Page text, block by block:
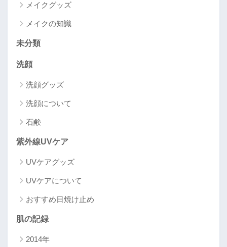
メイクグッズ
メイクの知識
未分類
洗顔
洗顔グッズ
洗顔について
石鹸
紫外線UVケア
UVケアグッズ
UVケアについて
おすすめ日焼け止め
肌の記録
2014年